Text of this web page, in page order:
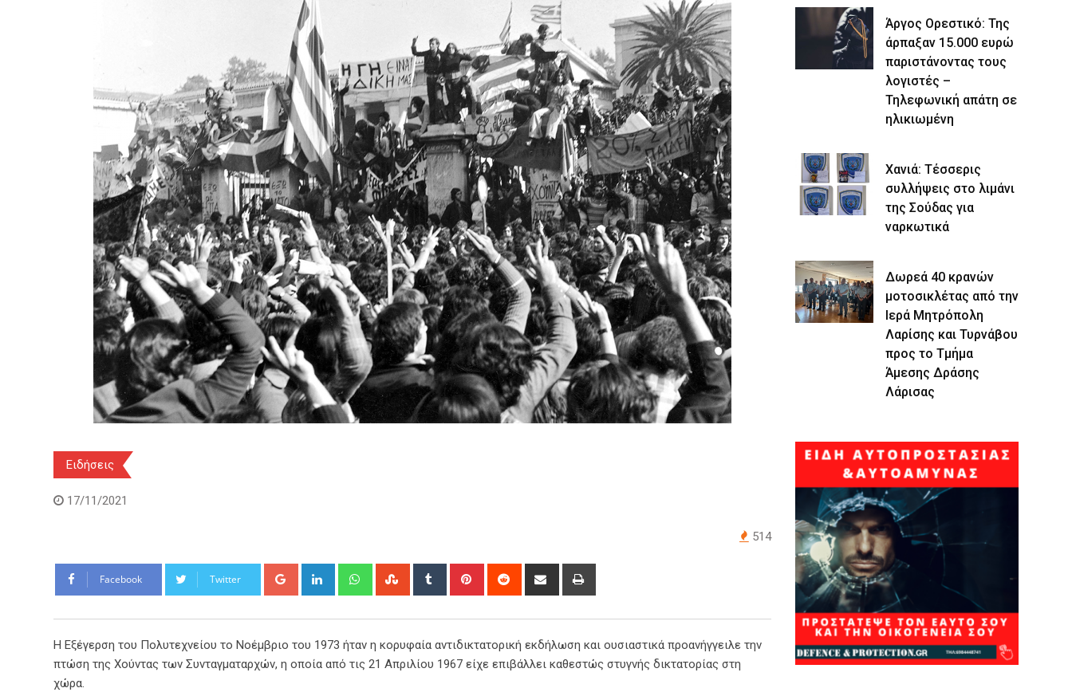
Ειδήσεις
17/11/2021
514
Facebook Twitter Google+ LinkedIn WhatsappStumbleUpon
Tumblr Pinterest Reddit
Share
Η Εξέγερση του Πολυτεχνείου το Νοέμβριο του 1973 ήταν η κορυφαία αντιδικτατορική εκδήλωση και ουσιαστικά προανήγγειλε την
πτώση της Χούντας των Συνταγματαρχών, η οποία από τις 21 Απριλίου 1967 είχε επιβάλλει καθεστώς στυγνής δικτατορίας στη
χώρα.
Άργος Ορεστικό: Της
άρπαξαν 15.000 ευρώ
παριστάνοντας τους
λογιστές –
Τηλεφωνική απάτη σε
ηλικιωμένη
Χανιά: Τέσσερις
συλλήψεις στο λιμάνι
της Σούδας για
ναρκωτικά
Δωρεά 40 κρανών
μοτοσικλέτας από την
Ιερά Μητρόπολη
Λαρίσης και Τυρνάβου
προς το Τμήμα
Άμεσης Δράσης
Λάρισας